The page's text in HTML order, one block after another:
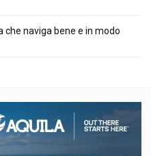
che naviga bene e in modo